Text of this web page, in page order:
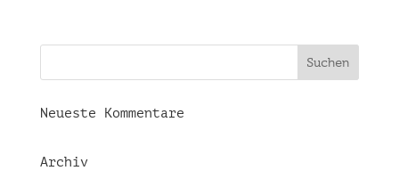
Neueste Kommentare
Archiv